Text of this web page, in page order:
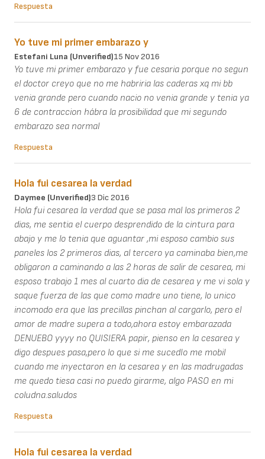
Respuesta
Yo tuve mi primer embarazo y
Estefani Luna (unverified)15 Nov 2016
Yo tuve mi primer embarazo y fue cesaria porque no segun
el doctor creyo que no me habriria las caderas xq mi bb
venia grande pero cuando nacio no venia grande y tenia ya
6 de contraccion hábra la prosibilidad que mi segundo
embarazo sea normal
Respuesta
Hola fui cesarea la verdad
Daymee (unverified)3 Dic 2016
Hola fui cesarea la verdad que se pasa mal los primeros 2
dias, me sentia el cuerpo desprendido de la cintura para
abajo y me lo tenia que aguantar ,mi esposo cambio sus
paneles los 2 primeros dias, al tercero ya caminaba bien,me
obligaron a caminando a las 2 horas de salir de cesarea, mi
esposo trabajo 1 mes al cuarto dia de cesarea y me vi sola y
saque fuerza de las que como madre uno tiene, lo unico
incomodo era que las precillas pinchan al cargarlo, pero el
amor de madre supera a todo,ahora estoy embarazada
DENUEBO yyyy no QUISIERA papir, pienso en la cesarea y
digo despues pasa,pero lo que si me sucedIo me mobil
cuando me inyectaron en la cesarea y en las madrugadas
me quedo tiesa casi no puedo girarme, algo PASO en mi
coludna.saludos
Respuesta
Hola fui cesarea la verdad